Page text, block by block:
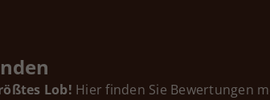
Lob! Hier finden Sie Bewertungen